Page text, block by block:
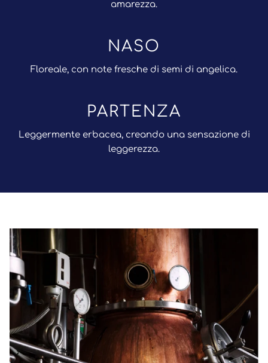
amarezza.
NASO
Floreale, con note fresche di semi di angelica.
PARTENZA
Leggermente erbacea, creando una sensazione di
leggerezza.